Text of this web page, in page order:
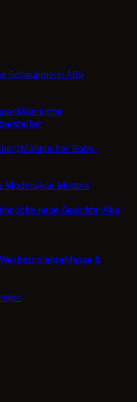
SchauspielerAlle
Männliche
Männlicher Baby-
ModelsAlle Models
neue GesichterAlle
WerbeprojekteMesse &